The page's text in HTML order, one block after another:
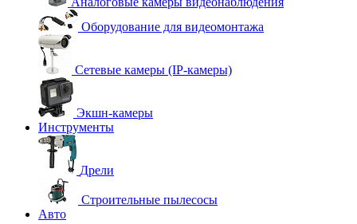
Оборудование для видеомонтажа
Сетевые камеры (IP-камеры)
Экшн-камеры
Инструменты
Дрели
Строительные пылесосы
Авто